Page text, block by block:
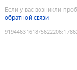
Если у вас возникли
обратной связи
9194463161875622206: